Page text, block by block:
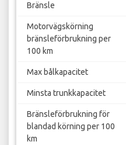
Bränsle
Motorvägskörning
bränsleförbrukning per
100 km
Max bålkapacitet
Minsta trunkkapacitet
Bränsleförbrukning för
blandad körning per 100
km